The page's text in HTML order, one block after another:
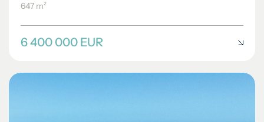
647 m²
6 400 000 EUR